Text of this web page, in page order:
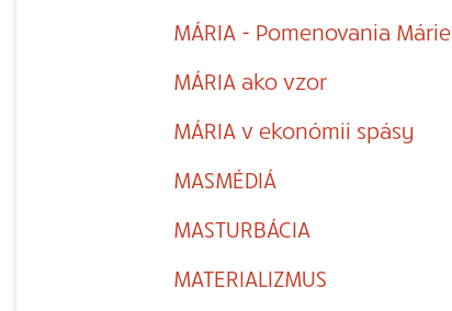
MÁRIA - Pomenovania Márie
MÁRIA ako vzor
MÁRIA v ekonómii spásy
MASMÉDIÁ
MASTURBÁCIA
MATERIALIZMUS